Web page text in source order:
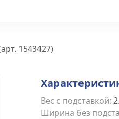
1543427)
Вес с подставкой:
Ширина без